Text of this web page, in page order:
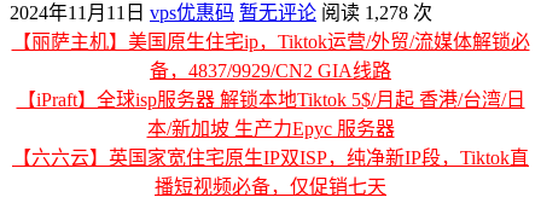
2024年11月11日 vps优惠码 暂无评论 阅读 1,278 次
【丽萨主机】美国原生住宅ip，Tiktok运营/外贸/流媒体解锁必
备，4837/9929/CN2 GIA线路
【iPraft】全球isp服务器 解锁本地Tiktok 5$/月起 香港/台湾/日
本/新加坡 生产力Epyc 服务器
【六六云】英国家宽住宅原生IP双ISP，纯净新IP段，Tiktok直
播短视频必备，仅促销七天